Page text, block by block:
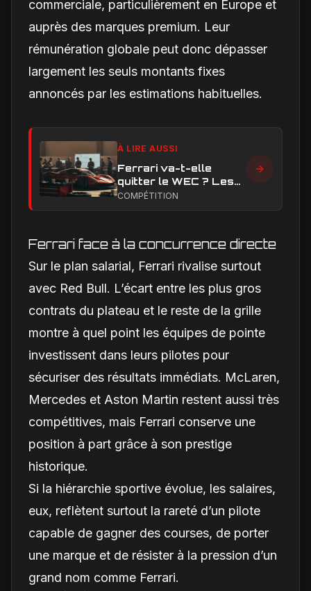
commerciale, particulièrement en Europe et
auprès des marques premium. Leur
rémunération globale peut donc dépasser
largement les seuls montants fixes
annoncés par les estimations habituelles.
À LIRE AUSSI
Ferrari va-t-elle
quitter le WEC ? Les
vrais enjeux
COMPÉTITION
Ferrari face à la concurrence directe
Sur le plan salarial, Ferrari rivalise surtout
avec Red Bull. L’écart entre les plus gros
contrats du plateau et le reste de la grille
montre à quel point les équipes de pointe
investissent dans leurs pilotes pour
sécuriser des résultats immédiats. McLaren,
Mercedes et Aston Martin restent aussi très
compétitives, mais Ferrari conserve une
position à part grâce à son prestige
historique.
Si la hiérarchie sportive évolue, les salaires,
eux, reflètent surtout la rareté d’un pilote
capable de gagner des courses, de porter
une marque et de résister à la pression d’un
grand nom comme Ferrari.